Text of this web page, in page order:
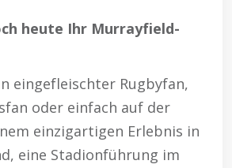
heute Ihr Murrayfield-
eingefleischter Rugbyfan,
oder einfach auf der
einzigartigen Erlebnis in
eine Stadionführung im